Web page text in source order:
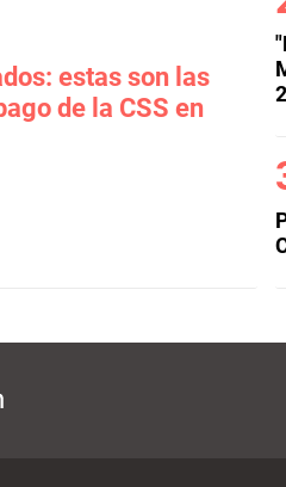
estas son las
de la CSS en